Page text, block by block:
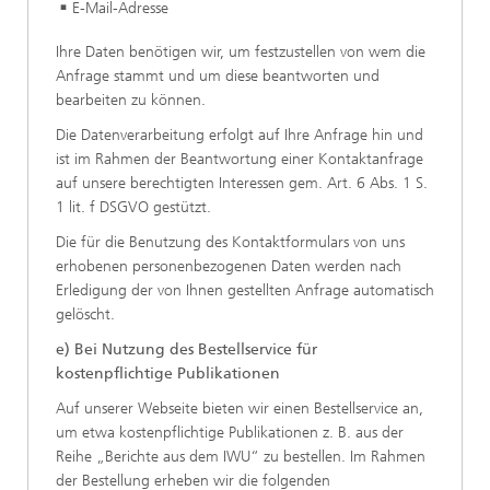
E-Mail-Adresse
Ihre Daten benötigen wir, um festzustellen von wem die
Anfrage stammt und um diese beantworten und
bearbeiten zu können.
Die Datenverarbeitung erfolgt auf Ihre Anfrage hin und
ist im Rahmen der Beantwortung einer Kontaktanfrage
auf unsere berechtigten Interessen gem. Art. 6 Abs. 1 S.
1 lit. f DSGVO gestützt.
Die für die Benutzung des Kontaktformulars von uns
erhobenen personenbezogenen Daten werden nach
Erledigung der von Ihnen gestellten Anfrage automatisch
gelöscht.
e) Bei Nutzung des Bestellservice für
kostenpflichtige Publikationen
Auf unserer Webseite bieten wir einen Bestellservice an,
um etwa kostenpflichtige Publikationen z. B. aus der
Reihe „Berichte aus dem IWU“ zu bestellen. Im Rahmen
der Bestellung erheben wir die folgenden